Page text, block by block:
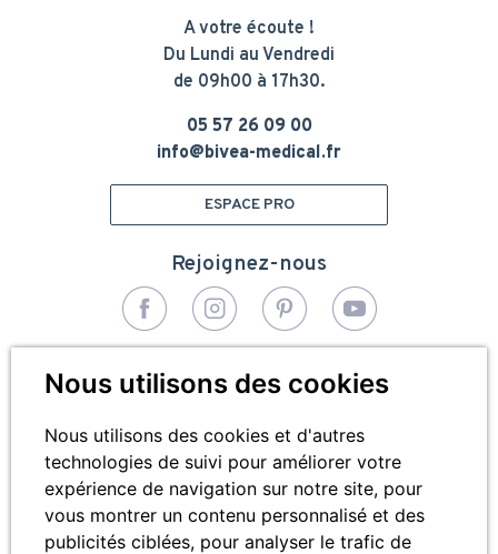
Nous utilisons des cookies
Nous utilisons des cookies et d'autres
technologies de suivi pour améliorer votre
expérience de navigation sur notre site, pour
vous montrer un contenu personnalisé et des
publicités ciblées, pour analyser le trafic de
A votre écoute !
Du Lundi au Vendredi
de 09h00 à 17h30.
05 57 26 09 00
info@bivea-medical.fr
ESPACE PRO
de
page
Mentions légales
Cookies
Rejoignez-nous